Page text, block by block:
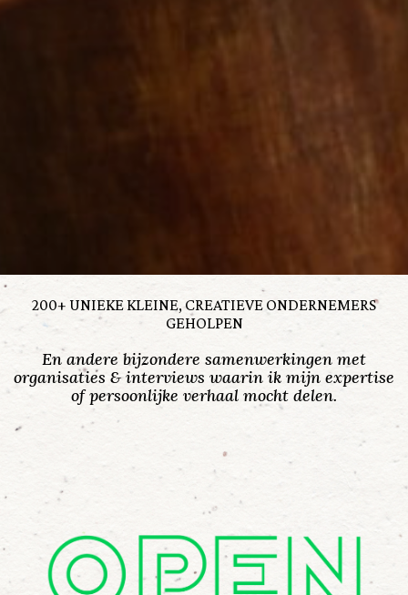
200+ UNIEKE KLEINE, CREATIEVE ONDERNEMERS
GEHOLPEN
En andere bijzondere samenwerkingen met
organisaties & interviews waarin ik mijn expertise
of persoonlijke verhaal mocht delen.